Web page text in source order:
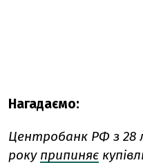
Нагадаємо:
Центробанк РФ з 28
року припиняє